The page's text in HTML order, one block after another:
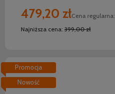
479,20 złCena regularna:
Najniższa cena: 399,00 zł
Promocja
Nowość